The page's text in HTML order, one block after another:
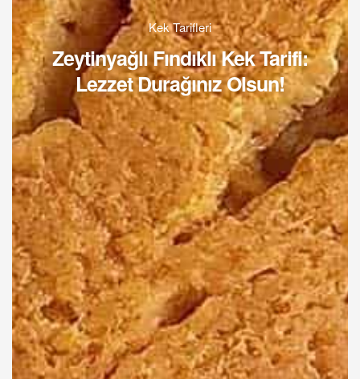
Kek Tarifleri
Zeytinyağlı Fındıklı Kek Tarifi:
Lezzet Durağınız Olsun!